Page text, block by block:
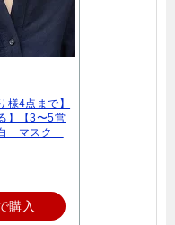
様4点まで】
】【3〜5営
白 マスク
購入